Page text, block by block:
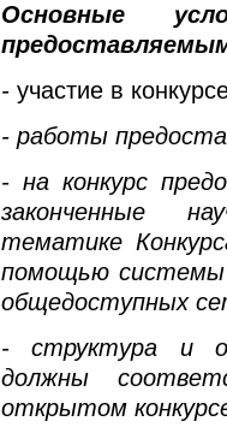
Основные
- участие в
- работы
- на конкурс
законченные
тематике
помощью системы
общедоступных
- структура и
должны
открытом